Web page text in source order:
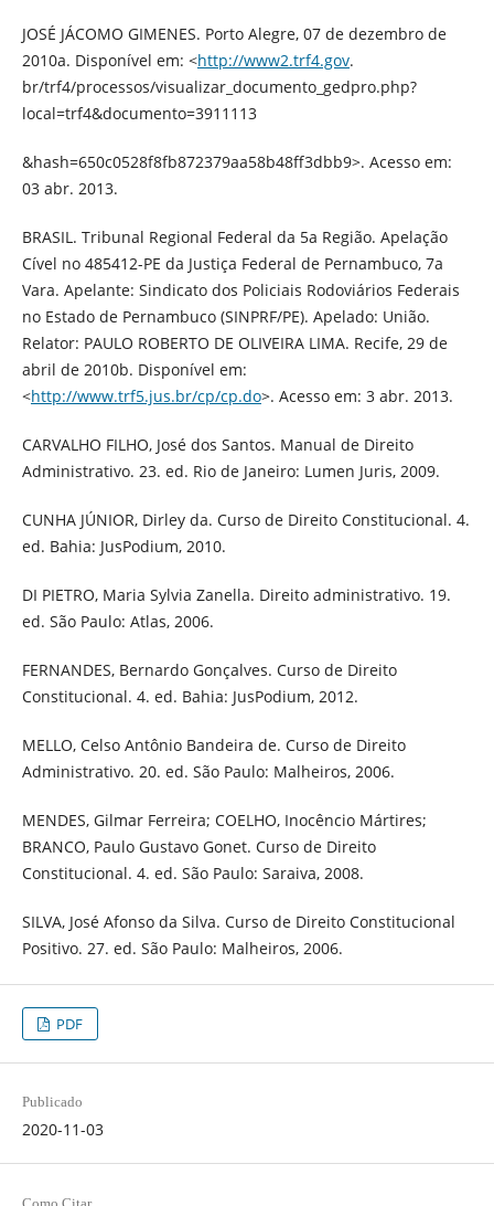
JOSÉ JÁCOMO GIMENES. Porto Alegre, 07 de dezembro de
2010a. Disponível em: <http://www2.trf4.gov.
br/trf4/processos/visualizar_documento_gedpro.php?
local=trf4&documento=3911113
&hash=650c0528f8fb872379aa58b48ff3dbb9>. Acesso em:
03 abr. 2013.
BRASIL. Tribunal Regional Federal da 5a Região. Apelação
Cível no 485412-PE da Justiça Federal de Pernambuco, 7a
Vara. Apelante: Sindicato dos Policiais Rodoviários Federais
no Estado de Pernambuco (SINPRF/PE). Apelado: União.
Relator: PAULO ROBERTO DE OLIVEIRA LIMA. Recife, 29 de
abril de 2010b. Disponível em:
<http://www.trf5.jus.br/cp/cp.do>. Acesso em: 3 abr. 2013.
CARVALHO FILHO, José dos Santos. Manual de Direito
Administrativo. 23. ed. Rio de Janeiro: Lumen Juris, 2009.
CUNHA JÚNIOR, Dirley da. Curso de Direito Constitucional. 4.
ed. Bahia: JusPodium, 2010.
DI PIETRO, Maria Sylvia Zanella. Direito administrativo. 19.
ed. São Paulo: Atlas, 2006.
FERNANDES, Bernardo Gonçalves. Curso de Direito
Constitucional. 4. ed. Bahia: JusPodium, 2012.
MELLO, Celso Antônio Bandeira de. Curso de Direito
Administrativo. 20. ed. São Paulo: Malheiros, 2006.
MENDES, Gilmar Ferreira; COELHO, Inocêncio Mártires;
BRANCO, Paulo Gustavo Gonet. Curso de Direito
Constitucional. 4. ed. São Paulo: Saraiva, 2008.
SILVA, José Afonso da Silva. Curso de Direito Constitucional
Positivo. 27. ed. São Paulo: Malheiros, 2006.
PDF
Publicado
2020-11-03
Como Citar